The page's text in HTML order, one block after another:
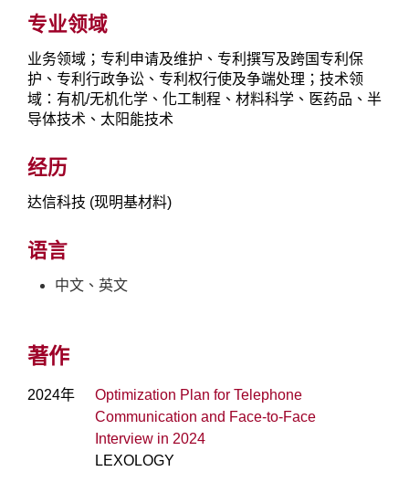
专业领域
业务领域；专利申请及维护、专利撰写及跨国专利保
护、专利行政争讼、专利权行使及争端处理；技术领
域：有机/无机化学、化工制程、材料科学、医药品、半
导体技术、太阳能技术
经历
达信科技 (现明基材料)
语言
中文、英文
著作
2024年
Optimization Plan for Telephone
Communication and Face-to-Face
Interview in 2024
LEXOLOGY